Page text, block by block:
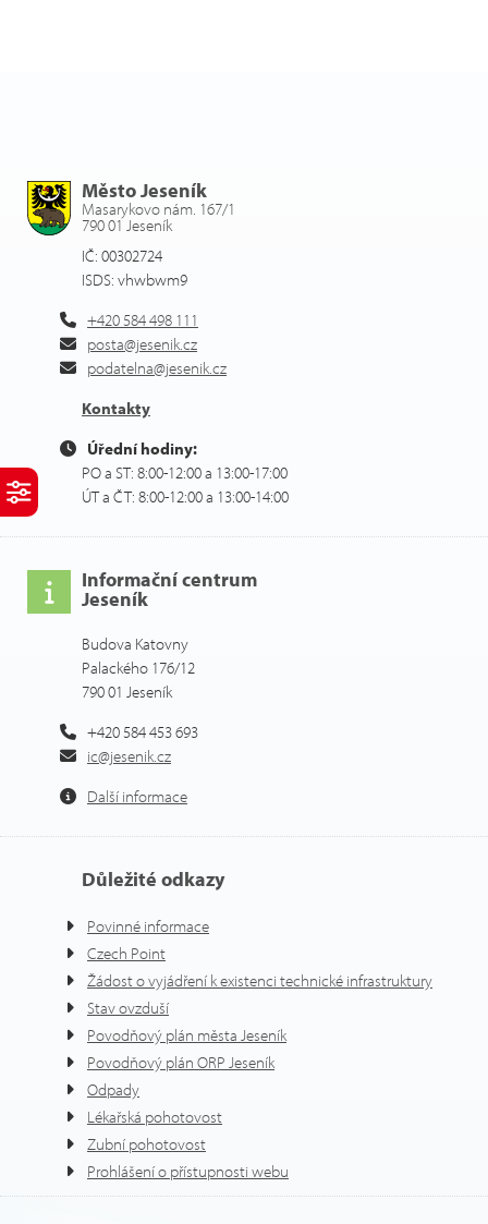
Město Jeseník
Masarykovo nám. 167/1
790 01 Jeseník
IČ: 00302724
ISDS: vhwbwm9
+420 584 498 111
posta@jesenik.cz
podatelna@jesenik.cz
Kontakty
Úřední hodiny:
PO a ST: 8:00-12:00 a 13:00-17:00
ÚT a ČT: 8:00-12:00 a 13:00-14:00
Informační centrum
Jeseník
Budova Katovny
Palackého 176/12
790 01 Jeseník
+420 584 453 693
ic@jesenik.cz
Další informace
Důležité odkazy
Povinné informace
Czech Point
Žádost o vyjádření k existenci technické infrastruktury
Stav ovzduší
Povodňový plán města Jeseník
Povodňový plán ORP Jeseník
Odpady
Lékařská pohotovost
Zubní pohotovost
Prohlášení o přístupnosti webu